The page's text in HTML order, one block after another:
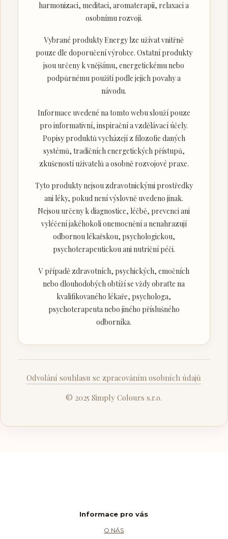
harmonizaci, meditaci, aromaterapii, relaxaci a
osobnímu rozvoji.
Vybrané produkty Energy lze užívat vnitřně
pouze dle doporučení výrobce. Ostatní produkty
jsou určeny k vnějšímu, energetickému nebo
podpůrnému použití podle jejich povahy a
návodu.
Informace uvedené na tomto webu slouží pouze
pro informativní, inspirační a vzdělávací účely.
Popisy produktů vycházejí z filozofie daných
systémů, tradičních energetických přístupů,
zkušeností uživatelů a osobně rozvojové praxe.
Tyto produkty nejsou zdravotnickými prostředky
ani léky, pokud není výslovně uvedeno jinak.
Nejsou určeny k diagnostice, léčbě, prevenci ani
vyléčení jakéhokoli onemocnění a nenahrazují
odbornou lékařskou, psychologickou,
psychoterapeutickou ani nutriční péči.
V případě zdravotních, psychických, emočních
nebo dlouhodobých obtíží se vždy obraťte na
kvalifikovaného lékaře, psychologa,
psychoterapeuta nebo jiného příslušného
odborníka.
Odvolání souhlasu se zpracováním osobních údajů
© 2025 Simply Colours s.r.o.
Informace pro vás
O NÁS